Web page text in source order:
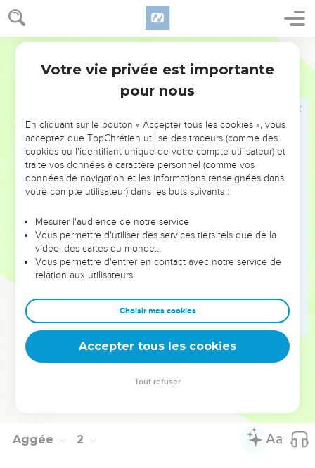
Aggée 1
maison qui est détruite, tandis que vous vous empressez
produits.
J'ai appelé la sécheresse sur le pays, sur les montagnes,
sol, sur les hommes et sur les bêtes, sur tout le travail de vos
mains. »
Zorobabel, fils de Shealthiel, le grand-prêtre Josué, fils de
Jotsadak, et tout le reste du peuple écoutèrent la voix de
l'Eternel, leur Dieu, et les paroles du prophète Aggée,
confiée. Et le peuple fut saisi de crainte devant l'Eternel.
Aggée, le messager de l'Eternel, dit au peuple d'après
l'ordre de l'Eternel : « Je suis moi-même avec vous, déclare
l'Eternel. »
L'Eternel réveilla l'esprit du gouverneur de Juda
Zorobabel, fils de Shealthiel, l'esprit du grand-prêtre Josué,
fils de Jotsadak, et l'esprit de tout le reste du peuple. Ils
vinrent et ils se mirent à l'œuvre dans la maison de l'Eternel,
Aggée 2
Votre vie privée est importante
pour nous
En cliquant sur le bouton « Accepter tous les cookies », vous
acceptez que TopChrétien utilise des traceurs (comme des
cookies ou l'identifiant unique de votre compte utilisateur) et
traite vos données à caractère personnel (comme vos
données de navigation et les informations renseignées dans
votre compte utilisateur) dans les buts suivants :
Mesurer l'audience de notre service
Vous permettre d'utiliser des services tiers tels que de la
vidéo, des cartes du monde…
Vous permettre d'entrer en contact avec notre service de
relation aux utilisateurs.
Choisir mes cookies
Accepter tous les cookies
Tout refuser